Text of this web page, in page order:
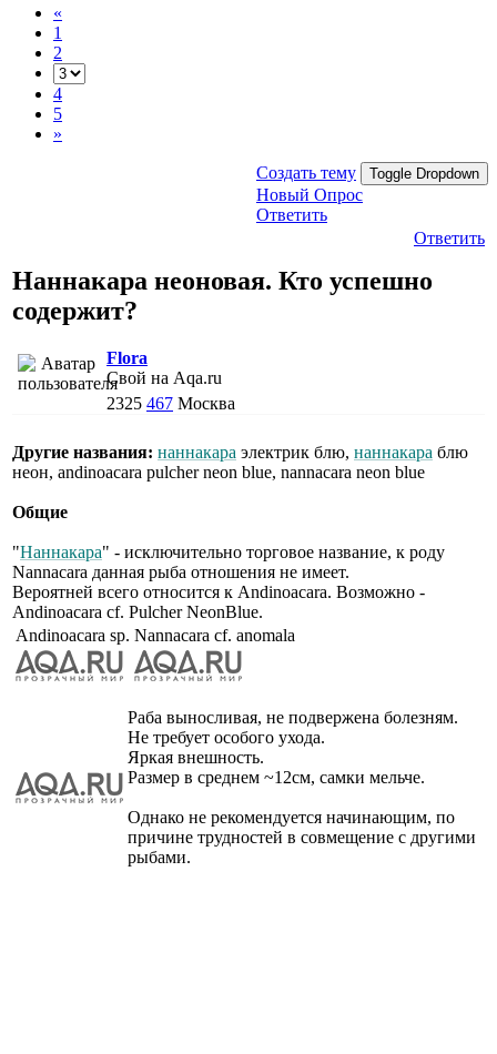
«
1
2
4
5
»
Создать тему Toggle Dropdown
Новый Опрос
Ответить
Ответить
Наннакара неоновая. Кто успешно
содержит?
Flora
Свой на Aqa.ru
2325 467 Москва
Другие названия: наннакара электрик блю, наннакара блю
неон, andinoacara pulcher neon blue, nannacara neon blue
Общие
"Наннакара" - исключительно торговое название, к роду
Nannacara данная рыба отношения не имеет.
Вероятней всего относится к Andinoacara. Возможно -
Andinoacara cf. Pulcher NeonBlue.
Andinoacara sp. Nannacara cf. anomala
Раба выносливая, не подвержена болезням.
Не требует особого ухода.
Яркая внешность.
Размер в среднем ~12см, самки мельче.
Однако не рекомендуется начинающим, по
причине трудностей в совмещение с другими
рыбами.